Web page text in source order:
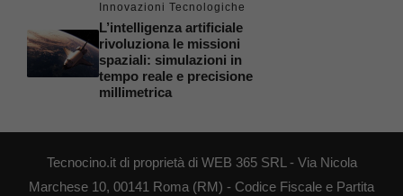
Innovazioni Tecnologiche
L’intelligenza artificiale
rivoluziona le missioni
spaziali: simulazioni in
tempo reale e precisione
millimetrica
Tecnocino.it di proprietà di WEB 365 SRL - Via Nicola
Marchese 10, 00141 Roma (RM) - Codice Fiscale e Partita